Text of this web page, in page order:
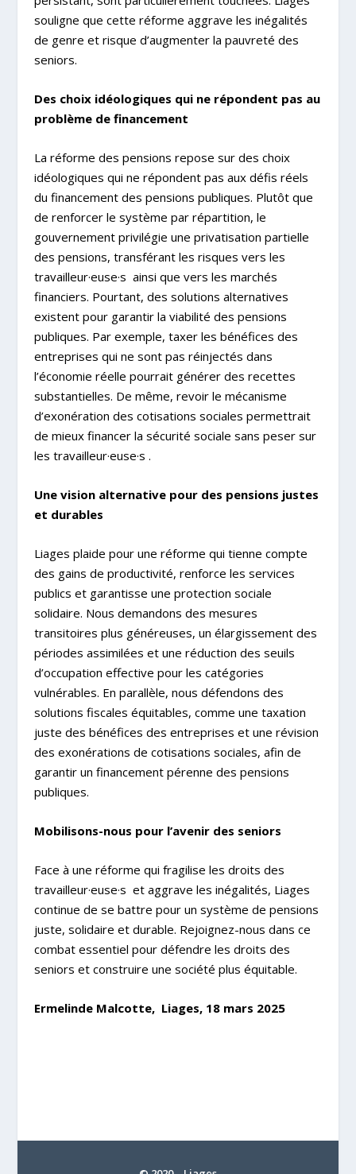
souligne que cette réforme aggrave les inégalités
de genre et risque d’augmenter la pauvreté des
seniors.
Des choix idéologiques qui ne répondent pas au
problème de financement
La réforme des pensions repose sur des choix
idéologiques qui ne répondent pas aux défis réels
du financement des pensions publiques. Plutôt que
de renforcer le système par répartition, le
gouvernement privilégie une privatisation partielle
des pensions, transférant les risques vers les
travailleur·euse·s ainsi que vers les marchés
financiers. Pourtant, des solutions alternatives
existent pour garantir la viabilité des pensions
publiques. Par exemple, taxer les bénéfices des
entreprises qui ne sont pas réinjectés dans
l’économie réelle pourrait générer des recettes
substantielles. De même, revoir le mécanisme
d’exonération des cotisations sociales permettrait
de mieux financer la sécurité sociale sans peser sur
les travailleur·euse·s .
Une vision alternative pour des pensions justes
et durables
Liages plaide pour une réforme qui tienne compte
des gains de productivité, renforce les services
publics et garantisse une protection sociale
solidaire. Nous demandons des mesures
transitoires plus généreuses, un élargissement des
périodes assimilées et une réduction des seuils
d’occupation effective pour les catégories
vulnérables. En parallèle, nous défendons des
solutions fiscales équitables, comme une taxation
juste des bénéfices des entreprises et une révision
des exonérations de cotisations sociales, afin de
garantir un financement pérenne des pensions
publiques.
Mobilisons-nous pour l’avenir des seniors
Face à une réforme qui fragilise les droits des
travailleur·euse·s et aggrave les inégalités, Liages
continue de se battre pour un système de pensions
juste, solidaire et durable. Rejoignez-nous dans ce
combat essentiel pour défendre les droits des
seniors et construire une société plus équitable.
Ermelinde Malcotte, Liages, 18 mars 2025